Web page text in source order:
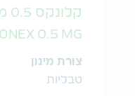
קלונקס 0.5 מ"ג
0.5 MG
צורת מינון
טבליות